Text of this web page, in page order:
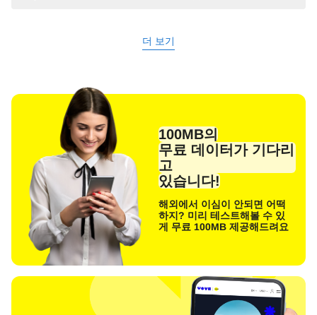
더 보기
100MB의
무료 데이터가 기다리
고
있습니다!
해외에서 이심이 안되면 어떡
하지? 미리 테스트해볼 수 있
게 무료 100MB 제공해드려요